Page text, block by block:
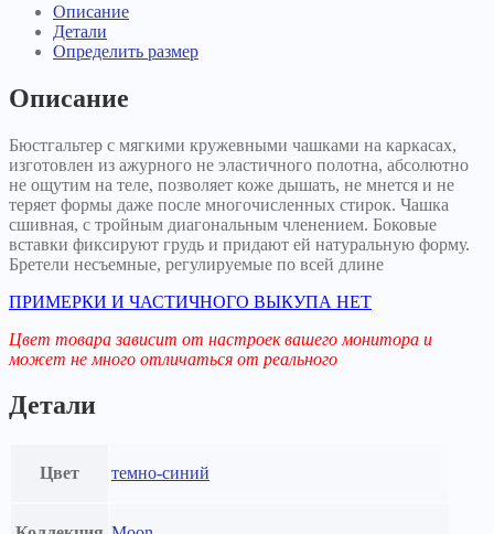
Описание
Детали
Определить размер
Описание
Бюстгальтер с мягкими кружевными чашками на каркасах,
изготовлен из ажурного не эластичного полотна, абсолютно
не ощутим на теле, позволяет коже дышать, не мнется и не
теряет формы даже после многочисленных стирок. Чашка
сшивная, с тройным диагональным членением. Боковые
вставки фиксируют грудь и придают ей натуральную форму.
Бретели несъемные, регулируемые по всей длине
ПРИМЕРКИ И ЧАСТИЧНОГО ВЫКУПА НЕТ
Цвет товара зависит от настроек вашего монитора и
может не много отличаться от реального
Детали
Цвет темно-синий